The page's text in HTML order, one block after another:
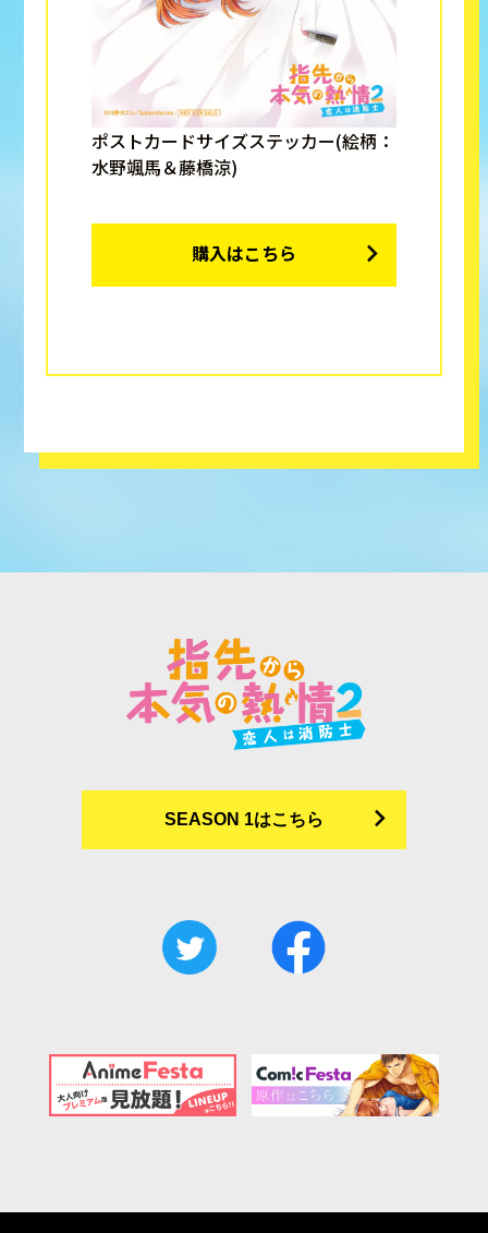
ポストカードサイズステッカー(絵柄：
水野颯馬＆藤橋涼)
購入はこちら
SEASON 1はこちら